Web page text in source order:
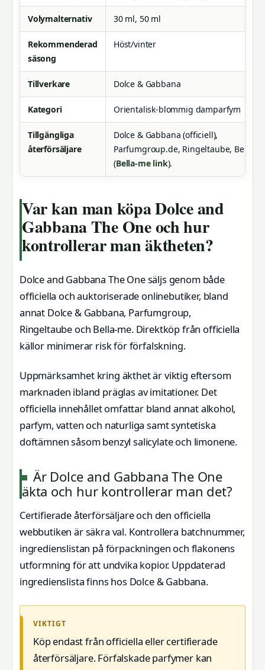
Volymalternativ 30 ml, 50 ml
Rekommenderad
säsong
Höst/vinter
Tillverkare Dolce & Gabbana
Kategori Orientalisk-blommig damparfym
Tillgängliga
återförsäljare
Dolce & Gabbana (officiell),
Parfumgroup.de, Ringeltaube, Bella-
(Bella-me link).
Var kan man köpa Dolce and
Gabbana The One och hur
kontrollerar man äktheten?
Dolce and Gabbana The One säljs genom både
officiella och auktoriserade onlinebutiker, bland
annat Dolce & Gabbana, Parfumgroup,
Ringeltaube och Bella-me. Direktköp från officiella
källor minimerar risk för förfalskning.
Uppmärksamhet kring äkthet är viktig eftersom
marknaden ibland präglas av imitationer. Det
officiella innehållet omfattar bland annat alkohol,
parfym, vatten och naturliga samt syntetiska
doftämnen såsom benzyl salicylate och limonene.
Är Dolce and Gabbana The One
äkta och hur kontrollerar man det?
Certifierade återförsäljare och den officiella
webbutiken är säkra val. Kontrollera batchnummer,
ingredienslistan på förpackningen och flakonens
utformning för att undvika kopior. Uppdaterad
ingredienslista finns hos Dolce & Gabbana.
VIKTIGT
Köp endast från officiella eller certifierade
återförsäljare. Förfalskade parfymer kan